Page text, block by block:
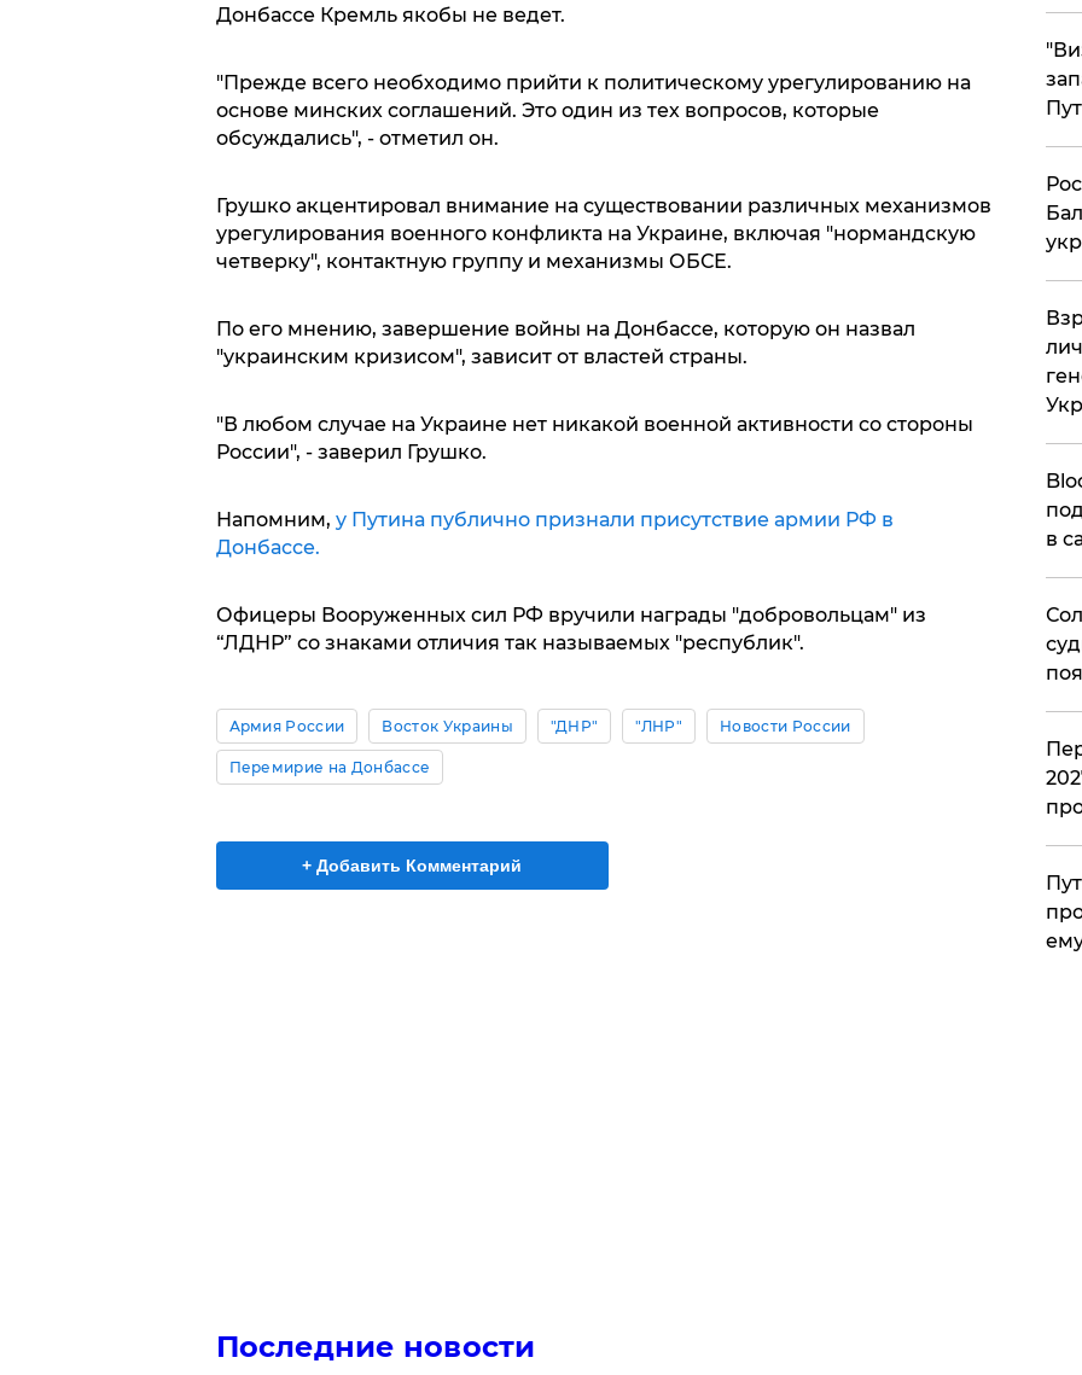
Донбассе Кремль якобы не ведет.
"Прежде всего необходимо прийти к политическому урегулированию на
основе минских соглашений. Это один из тех вопросов, которые
обсуждались", - отметил он.
Грушко акцентировал внимание на существовании различных механизмов
урегулирования военного конфликта на Украине, включая "нормандскую
четверку", контактную группу и механизмы ОБСЕ.
По его мнению, завершение войны на Донбассе, которую он назвал
"украинским кризисом", зависит от властей страны.
"В любом случае на Украине нет никакой военной активности со стороны
России", - заверил Грушко.
Напомним, у Путина публично признали присутствие армии РФ в
Донбассе.
Офицеры Вооруженных сил РФ вручили награды "добровольцам" из
“ЛДНР” со знаками отличия так называемых "республик".
Армия России Восток Украины "ДНР" "ЛНР" Новости России
Перемирие на Донбассе
+ Добавить Комментарий
Последние новости
в